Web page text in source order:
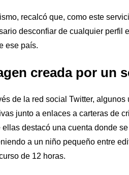
recalcó que, como este
desconfiar de cualquier perfil
ese país.
creada por un
de la red social Twitter,
junto a enlaces a carteras de
ellas destacó una cuenta donde
a un niño pequeño entre
de 12 horas.